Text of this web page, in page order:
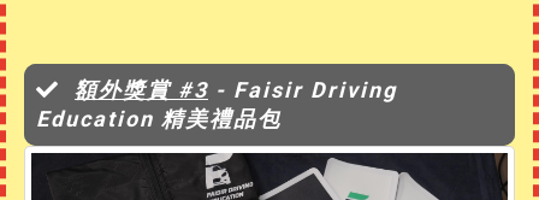
額外獎賞 #3 - Faisir Driving
Education 精美禮品包